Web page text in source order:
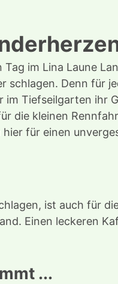
im Lina Laune
schlagen. Denn für
Tiefseilgarten
die kleinen
für einen
ist auch für
Einen leckeren
...